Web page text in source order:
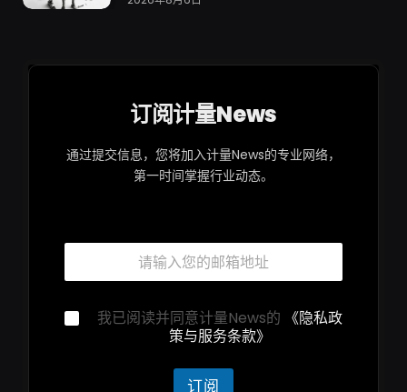
订阅计量News
通过提交信息，您将加入计量News的专业网络，
第一时间掌握行业动态。
邮
*
私
声
*
隐
我已阅读并同意计量News的 《隐私政
策与服务条款》
订阅